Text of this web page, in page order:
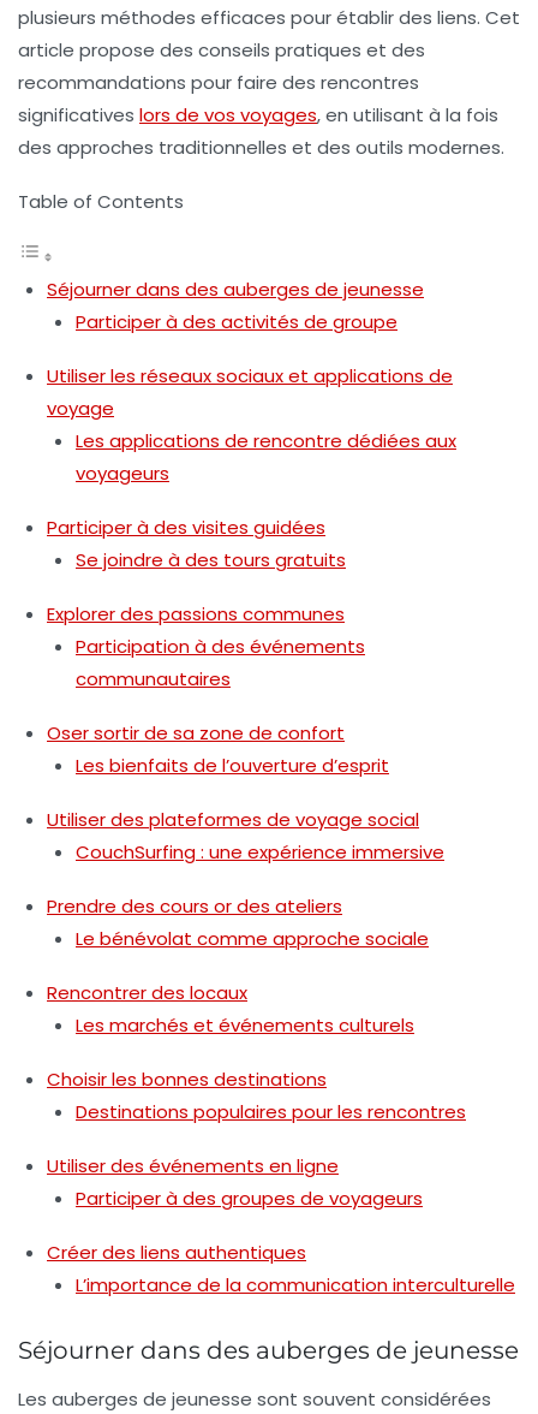
plusieurs méthodes efficaces pour établir des liens. Cet
article propose des conseils pratiques et des
recommandations pour faire des rencontres
significatives lors de vos voyages, en utilisant à la fois
des approches traditionnelles et des outils modernes.
Table of Contents
Séjourner dans des auberges de jeunesse
Participer à des activités de groupe
Utiliser les réseaux sociaux et applications de
voyage
Les applications de rencontre dédiées aux
voyageurs
Participer à des visites guidées
Se joindre à des tours gratuits
Explorer des passions communes
Participation à des événements
communautaires
Oser sortir de sa zone de confort
Les bienfaits de l’ouverture d’esprit
Utiliser des plateformes de voyage social
CouchSurfing : une expérience immersive
Prendre des cours or des ateliers
Le bénévolat comme approche sociale
Rencontrer des locaux
Les marchés et événements culturels
Choisir les bonnes destinations
Destinations populaires pour les rencontres
Utiliser des événements en ligne
Participer à des groupes de voyageurs
Créer des liens authentiques
L’importance de la communication interculturelle
Séjourner dans des auberges de jeunesse
Les auberges de jeunesse sont souvent considérées